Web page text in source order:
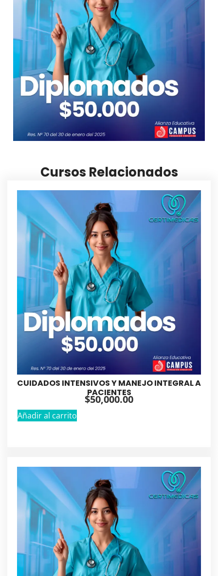
Cursos Relacionados
CUIDADOS INTENSIVOS Y MANEJO INTEGRAL A
PACIENTES
$50,000.00
Añadir al carrito